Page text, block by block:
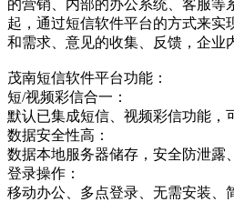
的营销、内部的办公系统、客服等
起，通过短信软件平台的方式来实
和需求、意见的收集、反馈，企业
茂南短信软件平台功能：
短/视频彩信合一：
默认已集成短信、视频彩信功能，
数据安全性高：
数据本地服务器储存，安全防泄露
登录操作：
移动办公、多点登录、无需安装、